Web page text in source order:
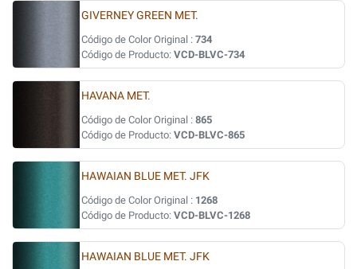
GIVERNEY GREEN MET.
Código de Color Original : 734
Código de Producto: VCD-BLVC-734
HAVANA MET.
Código de Color Original : 865
Código de Producto: VCD-BLVC-865
HAWAIAN BLUE MET. JFK
Código de Color Original : 1268
Código de Producto: VCD-BLVC-1268
HAWAIAN BLUE MET. JFK